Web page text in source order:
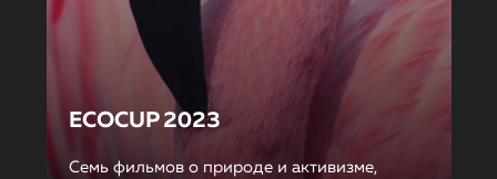
ECOCUP 2023
Семь фильмов о природе и активизме,